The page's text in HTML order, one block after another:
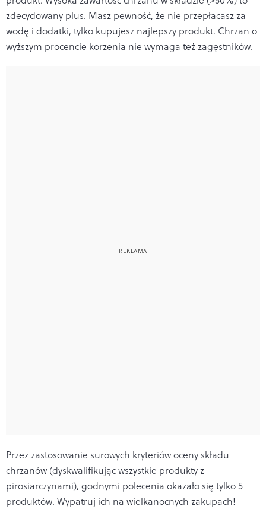
zdecydowany plus. Masz pewność, że nie przepłacasz za
wodę i dodatki, tylko kupujesz najlepszy produkt. Chrzan o
wyższym procencie korzenia nie wymaga też zagęstników.
Przez zastosowanie surowych kryteriów oceny składu
chrzanów (dyskwalifikując wszystkie produkty z
pirosiarczynami), godnymi polecenia okazało się tylko 5
produktów. Wypatruj ich na wielkanocnych zakupach!